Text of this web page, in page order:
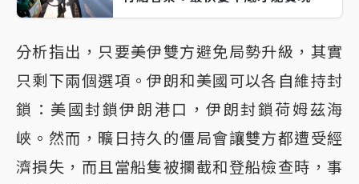
分析指出，只要美伊雙方避免局勢升級，其實
只剩下兩個選項。伊朗和美國可以各自維持封
鎖：美國封鎖伊朗港口，伊朗封鎖荷姆茲海
峽。然而，曠日持久的僵局會讓雙方都遭受經
濟損失，而且當船隻被攔截和登船檢查時，事